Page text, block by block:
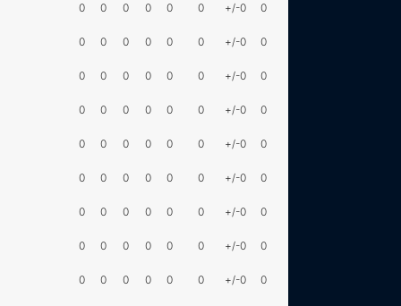
0 0 0 0 0 0 +/-0 0
0 0 0 0 0 0 +/-0 0
0 0 0 0 0 0 +/-0 0
0 0 0 0 0 0 +/-0 0
0 0 0 0 0 0 +/-0 0
0 0 0 0 0 0 +/-0 0
0 0 0 0 0 0 +/-0 0
0 0 0 0 0 0 +/-0 0
0 0 0 0 0 0 +/-0 0